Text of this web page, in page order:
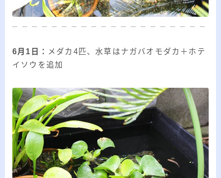
みきてぃ
20代のブロガーです。IT・インターネット関連
6月1日：
メダカ4匹、水草はナガバオモダカ＋ホテ
イソウを追加